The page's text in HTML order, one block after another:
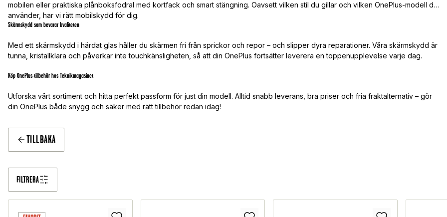
mobilen eller praktiska plånboksfodral med kortfack och smart stängning. Oavsett vilken stil du gillar och vilken OnePlus-modell du
använder, har vi rätt mobilskydd för dig.
Skärmskydd som bevarar kvaliteten
Med ett skärmskydd i härdat glas håller du skärmen fri från sprickor och repor – och slipper dyra reparationer. Våra skärmskydd är
tunna, kristallklara och påverkar inte touchkänsligheten, så att din OnePlus fortsätter leverera en toppenupplevelse varje dag.
Köp OnePlus-tillbehör hos Teknikmagasinet
Utforska vårt sortiment och hitta perfekt passform för just din modell. Alltid snabb leverans, bra priser och fria fraktalternativ – gör
din OnePlus både snygg och säker med rätt tillbehör redan idag!
TILLBAKA
FILTRERA